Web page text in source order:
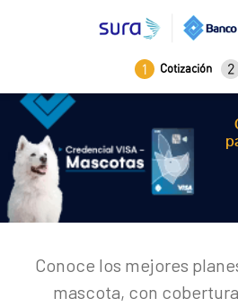
Conoce los mejores
mascota, con